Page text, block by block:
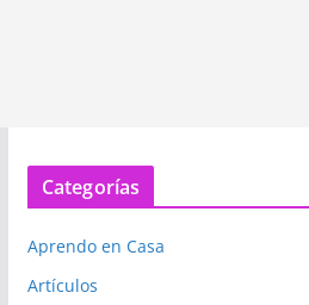
Categorías
Aprendo en Casa
Artículos